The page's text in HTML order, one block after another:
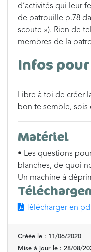
d’activités qui leur
de patrouille p.78
scoute »). Rien de
membres de la
Infos
Libre à toi de créer
bon te semble, sois
Matériel
• Les questions
blanches, de quoi
Un machine à
Télécharger en
Créée le : 11/06/2020
Mise à jour le : 28/08/